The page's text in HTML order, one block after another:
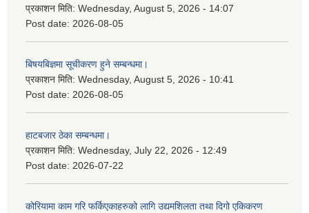
प्रकाशन मिति: Wednesday, August 5, 2026 - 14:07
Post date: 2026-08-05
बिषयबिज्ञमा सूचीकरण हुने सम्बन्धमा।
प्रकाशन मिति: Wednesday, August 5, 2026 - 10:41
Post date: 2026-08-05
हाटबजार ठेका सम्बन्धमा।
प्रकाशन मिति: Wednesday, July 22, 2026 - 12:49
Post date: 2026-07-22
कोरियामा काम गरि फर्किएकाहरुको लागि उद्यमशिलता तथा दिगो एकिकरण